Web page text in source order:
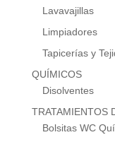
Lavavajillas
Limpiadores
Tapicerías y
QUÍMICOS
Disolventes
TRATAMIENTOS
Bolsitas WC